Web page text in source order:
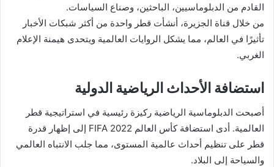
القادم من الدبلوماسيين، الباحثين، وصناع السياسات.
من خلال قناة الجزيرة، أنشأت قطر واحدة من أكثر شبكات الأخبار
تأثيرًا في العالم، مما يشكل الروايات العالمية ويتحدى هيمنة الإعلام
الغربي.
استضافة الأحداث الرياضية الدولية
أصبحت الدبلوماسية الرياضية ركيزة رئيسية في استراتيجية قطر
العالمية. أدى استضافة كأس العالم FIFA 2022 إلى إظهار قدرة
قطر على تنظيم أحداث عالمية المستوى، مما جلب الانتباه العالمي
والسياحة إلى البلاد.